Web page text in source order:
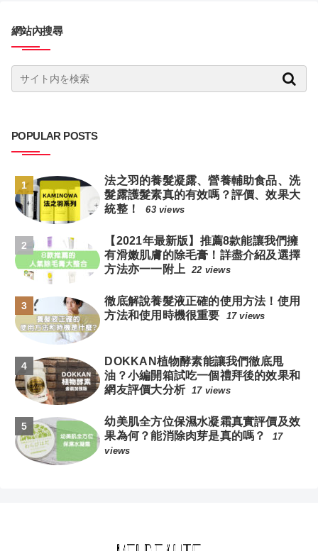
網站內搜尋
POPULAR POSTS
法之羽的養髮凝露、營養輔助食品、洗
髮露護髮素真的有效嗎？評價、效果大
統整！
63 views
【2021年最新版】推薦8款能讓我們擁
有滑嫩肌膚的除毛膏！詳盡介紹及選擇
方法亦一一附上
22 views
徹底解說養髮液正確的使用方法！使用
方法和使用時機很重要
17 views
DOKKAN植物酵素能讓我們徹底甩
油？小編開箱試吃一個禮拜後的效果和
網友評價大分析
17 views
幼美肌全方位保濕水凝霜真實評價及效
果為何？能消除肉芽是真的嗎？
17
views